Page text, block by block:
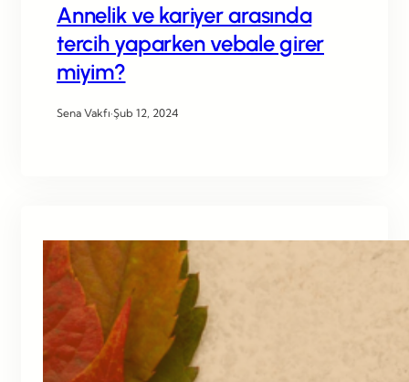
Annelik ve kariyer arasında
tercih yaparken vebale girer
miyim?
Sena Vakfı·Şub 12, 2024